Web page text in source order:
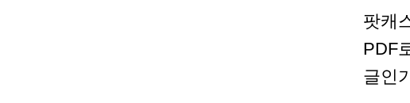
팟캐
PDF
글인